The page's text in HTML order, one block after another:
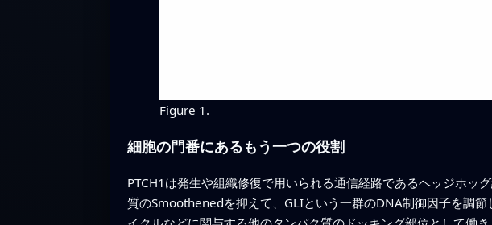
Figure 1.
細胞の門番にあるもう一つの役割
PTCH1は発生や組織修復で用いられる通信経路であるヘッジホッ
質のSmoothenedを抑えて、GLIという一群のDNA制御因子を調